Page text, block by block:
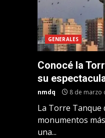
GENERALES
Conocé la
su
nmdq 8 de marzo
La Torre Tanque
monumentos
una...